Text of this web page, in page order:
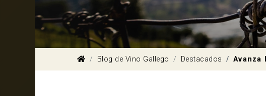
Blog de Vino Gallego Destacados Avanza